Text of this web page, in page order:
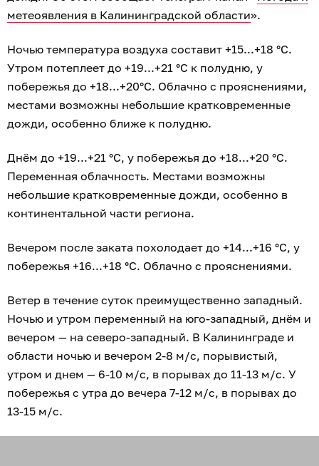
метеоявления в Калининградской области».
Ночью температура воздуха составит +15...+18 °C.
Утром потеплеет до +19...+21 °C к полудню, у
побережья до +18...+20°C. Облачно с прояснениями,
местами возможны небольшие кратковременные
дожди, особенно ближе к полудню.
Днём до +19...+21 °C, у побережья до +18...+20 °C.
Переменная облачность. Местами возможны
небольшие кратковременные дожди, особенно в
континентальной части региона.
Вечером после заката похолодает до +14...+16 °C, у
побережья +16...+18 °C. Облачно с прояснениями.
Ветер в течение суток преимущественно западный.
Ночью и утром переменный на юго-западный, днём и
вечером — на северо-западный. В Калининграде и
области ночью и вечером 2-8 м/с, порывистый,
утром и днем — 6-10 м/с, в порывах до 11-13 м/с. У
побережья с утра до вечера 7-12 м/с, в порывах до
13-15 м/с.